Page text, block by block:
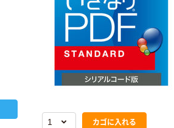
カゴに入れる